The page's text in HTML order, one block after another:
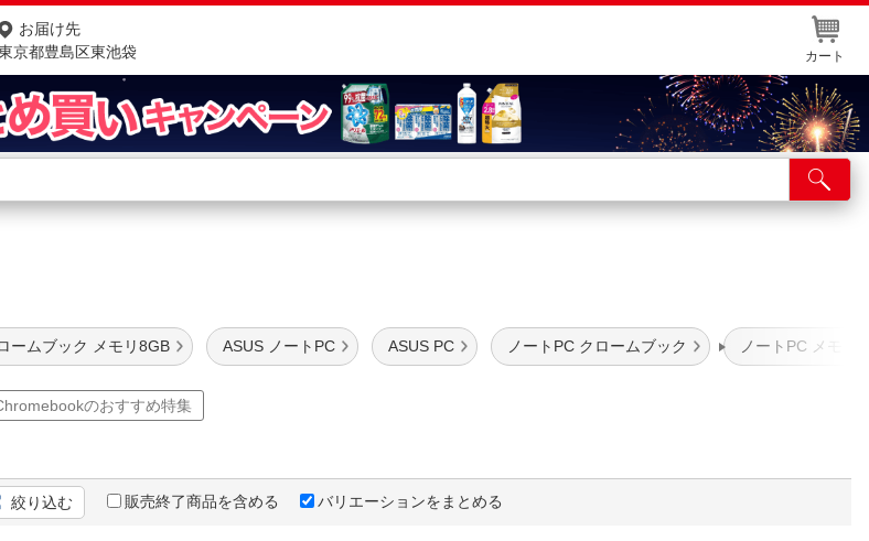
お届け先
京都豊島区東池袋
カート
様サポート
る質問・お問合せ
店舗情報・店舗一覧
法人窓口
ームブック メモリ8GB ASUS ノートPC ASUS PC ノートPC クロームブック ノートPC メモリ
のおすすめ特集
絞り込む 販売終了商品を含める バリエーションをまとめる